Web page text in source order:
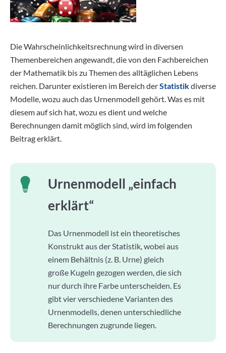
Die Wahrscheinlichkeitsrechnung wird in diversen
Themenbereichen angewandt, die von den Fachbereichen
der Mathematik bis zu Themen des alltäglichen Lebens
reichen. Darunter existieren im Bereich derStatistikdiverse
Modelle, wozu auch das Urnenmodell gehört. Was es mit
diesem auf sich hat, wozu es dient und welche
Berechnungen damit möglich sind, wird im folgenden
Beitrag erklärt.
Urnenmodell „einfach
erklärt“
Das Urnenmodell ist ein theoretisches
Konstrukt aus der Statistik, wobei aus
einem Behältnis (z. B. Urne) gleich
große Kugeln gezogen werden, die sich
nur durch ihre Farbe unterscheiden. Es
gibt vier verschiedene Varianten des
Urnenmodells, denen unterschiedliche
Berechnungen zugrunde liegen.